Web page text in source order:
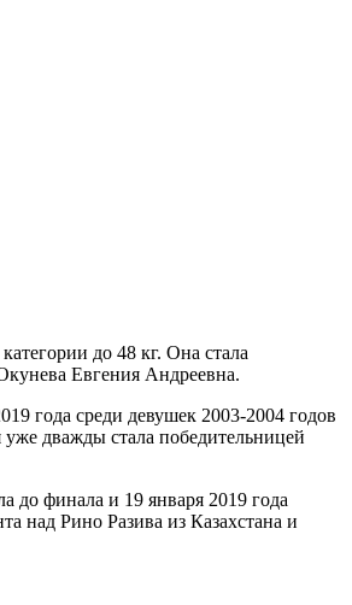
до 48 кг. Она стала
Евгения Андреевна.
года среди девушек 2003-2004 годов
дважды стала победительницей
финала и 19 января 2019 года
над Рино Разива из Казахстана и